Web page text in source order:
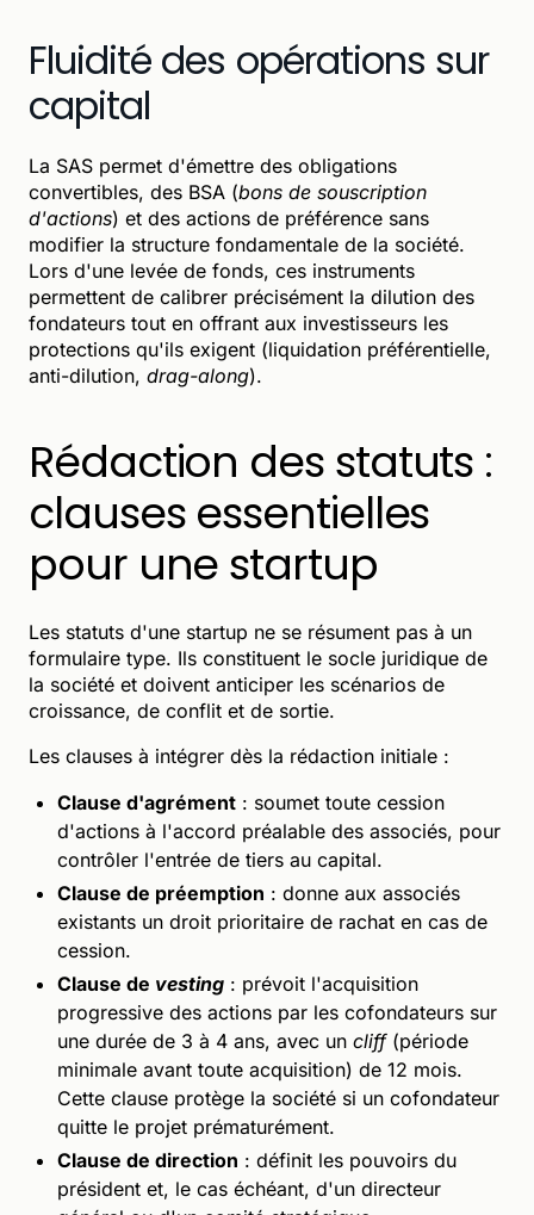
Fluidité des opérations sur
capital
La SAS permet d'émettre des obligations
convertibles, des BSA (bons de souscription
d'actions) et des actions de préférence sans
modifier la structure fondamentale de la société.
Lors d'une levée de fonds, ces instruments
permettent de calibrer précisément la dilution des
fondateurs tout en offrant aux investisseurs les
protections qu'ils exigent (liquidation préférentielle,
anti-dilution, drag-along).
Rédaction des statuts :
clauses essentielles
pour une startup
Les statuts d'une startup ne se résument pas à un
formulaire type. Ils constituent le socle juridique de
la société et doivent anticiper les scénarios de
croissance, de conflit et de sortie.
Les clauses à intégrer dès la rédaction initiale :
Clause d'agrément : soumet toute cession
d'actions à l'accord préalable des associés, pour
contrôler l'entrée de tiers au capital.
Clause de préemption : donne aux associés
existants un droit prioritaire de rachat en cas de
cession.
Clause de vesting : prévoit l'acquisition
progressive des actions par les cofondateurs sur
une durée de 3 à 4 ans, avec un cliff(période
minimale avant toute acquisition) de 12 mois.
Cette clause protège la société si un cofondateur
quitte le projet prématurément.
Clause de direction : définit les pouvoirs du
président et, le cas échéant, d'un directeur